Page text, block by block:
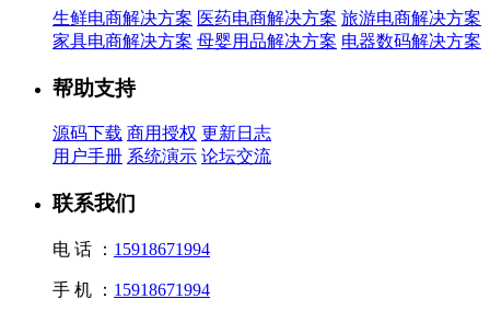
生鲜电商解决方案 医药电商解决方案 旅游电商解决方案
家具电商解决方案 母婴用品解决方案 电器数码解决方案
帮助支持
源码下载 商用授权 更新日志
用户手册 系统演示 论坛交流
联系我们
电 话 ： 15918671994
手 机 ： 15918671994